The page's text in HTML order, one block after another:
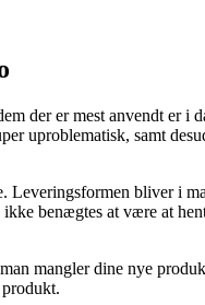
der er mest anvendt er i
uproblematisk, samt
Leveringsformen bliver i
benægtes at være at
mangler dine nye